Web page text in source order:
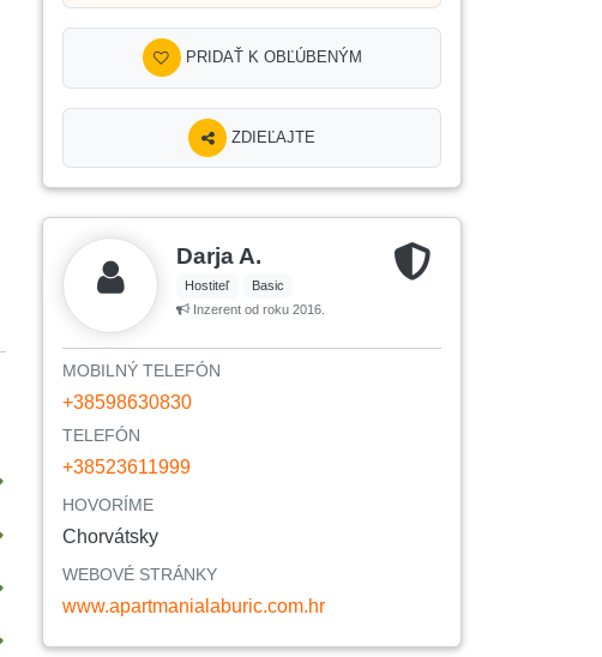
PRIDAŤ K OBĽÚBENÝM
ZDIEĽAJTE
Darja A.
Hostiteľ
Basic
Inzerent od roku 2016.
MOBILNÝ TELEFÓN
+38598630830
TELEFÓN
+38523611999
HOVORÍME
Chorvátsky
WEBOVÉ STRÁNKY
www.apartmanialaburic.com.hr